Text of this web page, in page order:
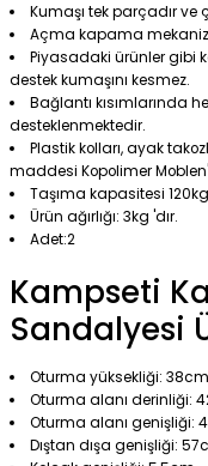
Kumaşı tek parçadır ve
Açma kapama
Piyasadaki ürünler gibi
destek kumaşını kesmez.
Bağlantı kısımlarında
desteklenmektedir.
Plastik kolları, ayak
maddesi Kopolimer
Taşıma kapasitesi 120kg
Ürün ağırlığı: 3kg 'dır.
Adet:2
Kampseti
Sandalyesi
Oturma yüksekliği:
Oturma alanı derinliği:
Oturma alanı genişliği:
Dıştan dışa genişliği: